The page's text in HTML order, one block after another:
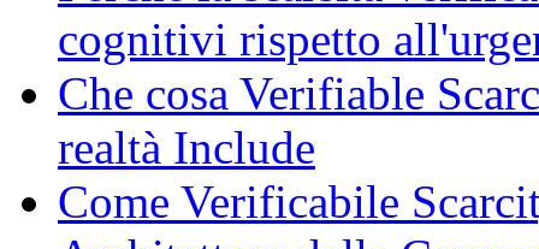
cognitivi rispetto
Che cosa Verifiable
realtà Include
Come Verificabile